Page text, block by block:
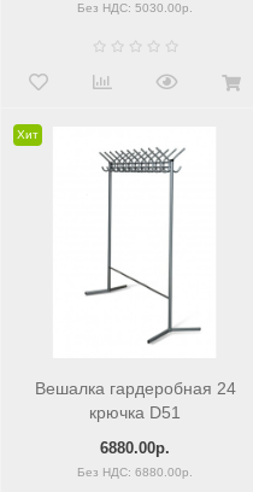
Без НДС: 5030.00р.
Хит
Вешалка гардеробная 24
крючка D51
6880.00р.
Без НДС: 6880.00р.